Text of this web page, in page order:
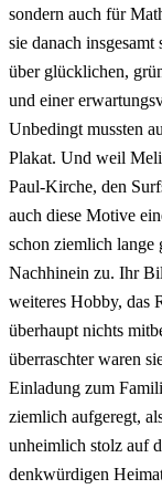
sondern auch für
sie danach
über glücklichen,
und einer
Unbedingt mussten
Plakat. Und weil
Paul-Kirche, den
auch diese Motive
schon ziemlich
Nachhinein zu. Ihr
weiteres Hobby, das
überhaupt nichts
überraschter waren
Einladung zum
ziemlich aufgeregt,
unheimlich stolz auf
denkwürdigen